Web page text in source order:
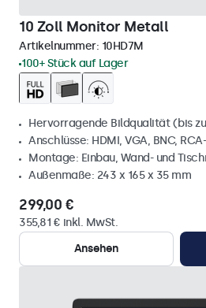
10 Zoll Monitor Metall
Artikelnummer: 10HD7M
100+ Stück auf Lager
Hervorragende Bildqualität (bis zu
Anschlüsse: HDMI, VGA, BNC,
Montage: Einbau, Wand- und
Außenmaße: 243 x 165 x 35 mm
299,00 €
355,81 € inkl. MwSt.
Ansehen